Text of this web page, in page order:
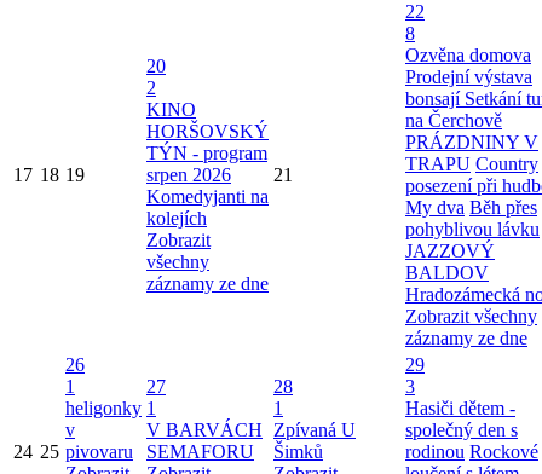
17 18 19
20
2
KINO
HORŠOVSKÝ
TÝN - program
srpen 2026
Komedyjanti na
kolejích
Zobrazit
všechny
záznamy ze dne
21
22
8
Ozvěna domova
Prodejní výstava
bonsají Setkání
na Čerchově
PRÁZDNINY V
TRAPU Country
posezení při
My dva Běh přes
pohyblivou lávku
JAZZOVÝ
BALDOV
Hradozámecká
Zobrazit všechny
záznamy ze dne
24 25
26
1
heligonky
v
pivovaru
27
1
V BARVÁCH
SEMAFORU
28
1
Zpívaná U
Šimků
29
3
Hasiči dětem -
společný den s
rodinou Rockové